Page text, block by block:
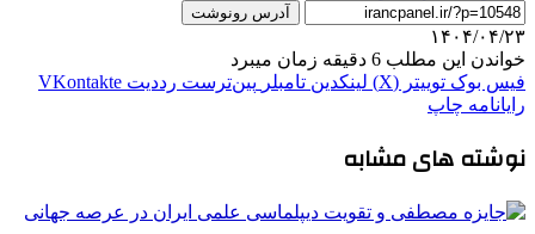
آدرس رونوشت
۱۴۰۴/۰۴/۲۳
خواندن این مطلب 6 دقیقه زمان میبرد
فیس بوک توییتر (X) لینکدین ‫تامبلر ‫پین‌ترست ‫رددیت ‫VKontakte
رایانامه چاپ
نوشته های مشابه